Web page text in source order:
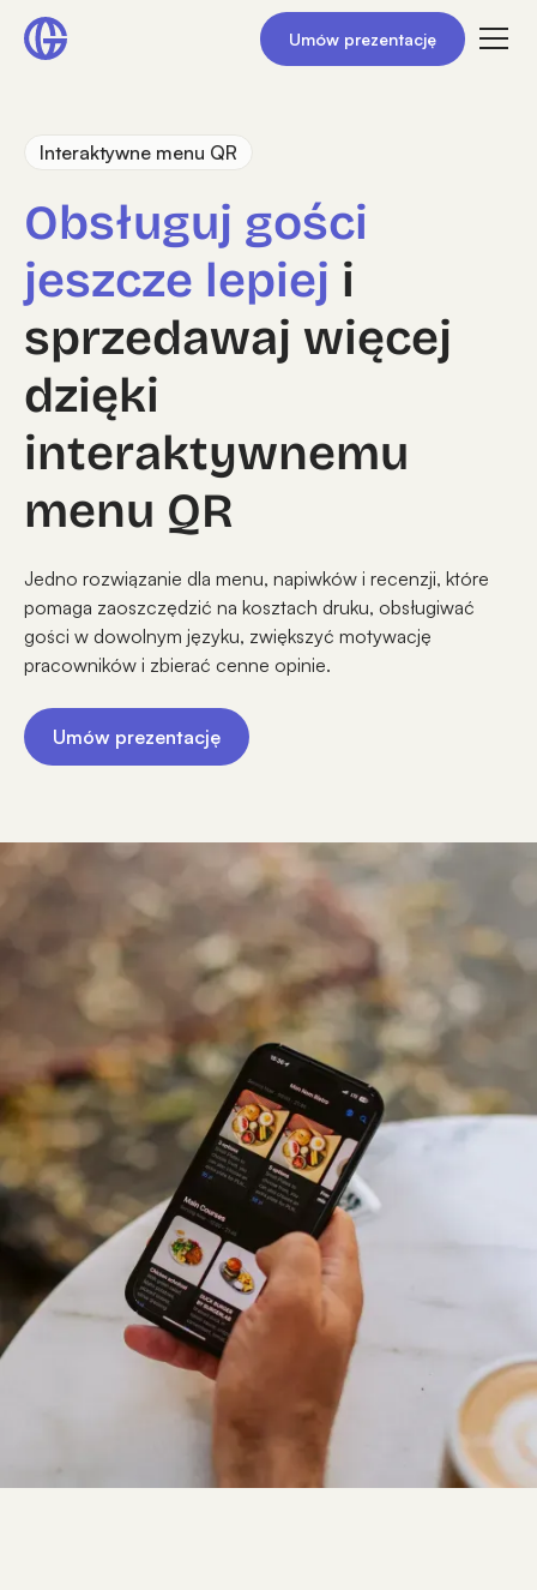
Umów prezentację
Interaktywne menu QR
Obsługuj gości
jeszcze lepiej i
sprzedawaj więcej
dzięki
interaktywnemu
menu QR
Jedno rozwiązanie dla menu, napiwków i recenzji, które
pomaga zaoszczędzić na kosztach druku, obsługiwać
gości w dowolnym języku, zwiększyć motywację
pracowników i zbierać cenne opinie.
Umów prezentację